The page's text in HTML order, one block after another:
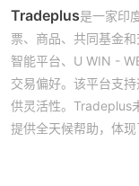
Tradeplus是一家印
票、商品、共同基金
智能平台、U WIN -
交易偏好。该平台支
供灵活性。Tradeplus
提供全天候帮助，体现